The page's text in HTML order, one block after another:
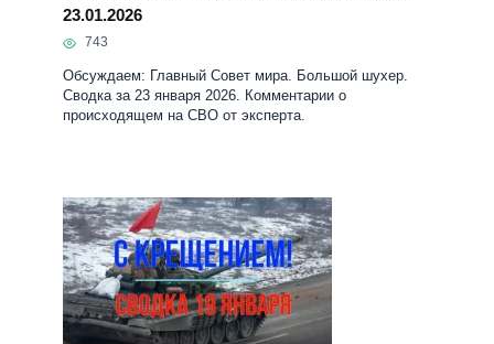
23.01.2026
743
Обсуждаем: Главный Совет мира. Большой шухер.
Сводка за 23 января 2026. Комментарии о
происходящем на СВО от эксперта.